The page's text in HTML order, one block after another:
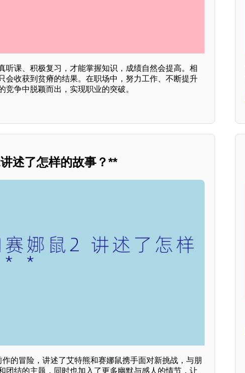
听课、积极复习，才能掌握知识，成绩自然会提高。相
会收获到贫瘠的结果。在职场中，努力工作、不断提升
竞争中脱颖而出，实现职业的突破。
述了怎样的故事？**
的冒险，讲述了艾特熊和赛娜鼠携手面对新挑战，与朋
团结的主题，同时也加入了更多幽默与感人的情节，让